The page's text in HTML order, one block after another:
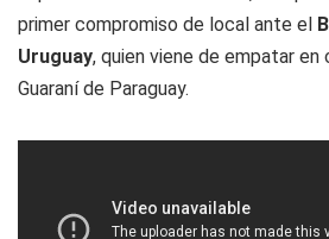
primer compromiso de local ante el
Uruguay, quien viene de empatar en
Guaraní de Paraguay.